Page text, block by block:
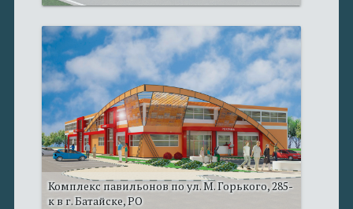
Комплекс павильонов по ул. М. Горького, 285-
к в г. Батайске, РО